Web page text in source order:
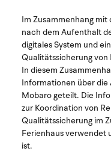
Im Zusammenhang mit
nach dem Aufenthalt
digitales System und
Qualitätssicherung
In diesem
Informationen über die
Mobaro geteilt. Die
zur Koordination von
Qualitätssicherung im
Ferienhaus verwendet
ist.